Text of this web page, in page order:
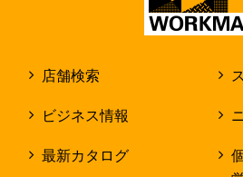
個人情報を第三者に開示す
も、弊社の個人情報保護規
発生した個人情報については、
募者ご自身の情報についてのみ
店舗検索
ビジネス情報
最新カタログ